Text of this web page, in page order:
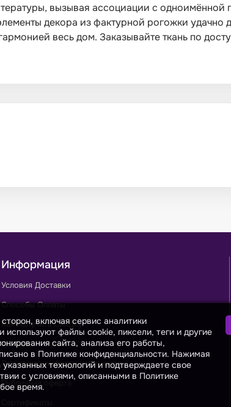
вызывая ассоциации с одноимённой
декора из фактурной рогожки
весь дом. Заказывайте ткань по
Информация
Условия Доставки
Способы Оплаты
Как получить Скидку
Условия Покупки
Политика конфиденциальности
Публичная оферта
включая сервис аналитики
файлы cookie, пиксели, теги и другие
сайта, анализа его работы,
в Политике конфиденциальности. Нажимая
технологий и подтверждаете свое
с условиями, описанными в Политике
время.